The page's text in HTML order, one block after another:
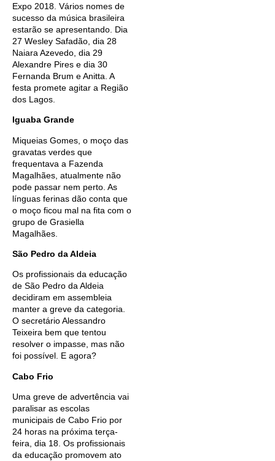
Expo 2018. Vários nomes de
sucesso da música brasileira
estarão se apresentando. Dia
27 Wesley Safadão, dia 28
Naiara Azevedo, dia 29
Alexandre Pires e dia 30
Fernanda Brum e Anitta. A
festa promete agitar a Região
dos Lagos.
Iguaba Grande
Miqueias Gomes, o moço das
gravatas verdes que
frequentava a Fazenda
Magalhães, atualmente não
pode passar nem perto. As
línguas ferinas dão conta que
o moço ficou mal na fita com o
grupo de Grasiella
Magalhães.
São Pedro da Aldeia
Os profissionais da educação
de São Pedro da Aldeia
decidiram em assembleia
manter a greve da categoria.
O secretário Alessandro
Teixeira bem que tentou
resolver o impasse, mas não
foi possível. E agora?
Cabo Frio
Uma greve de advertência vai
paralisar as escolas
municipais de Cabo Frio por
24 horas na próxima terça-
feira, dia 18. Os profissionais
da educação promovem ato